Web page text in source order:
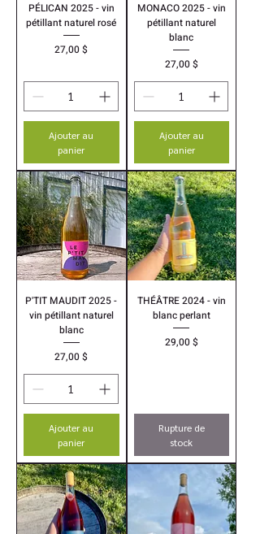
PÉLICAN 2025 - vin
pétillant naturel rosé
Prix
27,00 $
Ajouter au
panier
MONACO 2025 - vin
pétillant naturel
blanc
Prix
27,00 $
Ajouter au
panier
P'TIT MAUDIT 2025 -
vin pétillant naturel
blanc
Prix
27,00 $
Ajouter au
panier
THÉÂTRE 2024 - vin
blanc perlant
Prix
29,00 $
Rupture de
stock